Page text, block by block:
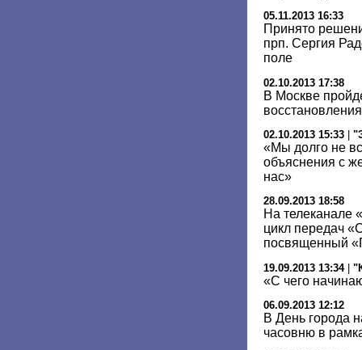
05.11.2013 16:33
Принято
прп. Сергия
поле
02.10.2013 17:38
В Москве
02.10.2013 15:33
«Мы долго не
объяснения с
нас»
28.09.2013 18:58
На телеканале
цикл передач
посвященный
19.09.2013 13:34|
«С чего
06.09.2013 12:12
В День города
часовню в